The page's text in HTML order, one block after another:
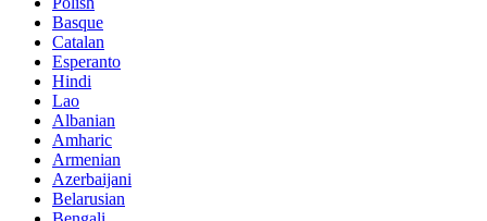
Basque
Catalan
Esperanto
Hindi
Lao
Albanian
Amharic
Armenian
Azerbaijani
Belarusian